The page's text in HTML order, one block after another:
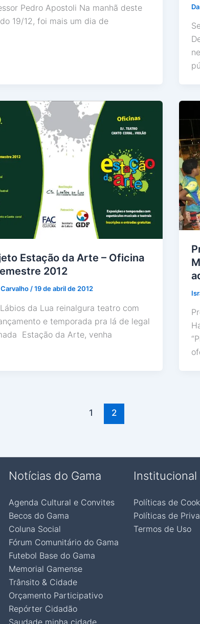
Pedro Apostoli Na manhã deste
19/12, foi mais um dia de
Estação da Arte – Oficina
2012
/19 de abril de 2012
da Lua reinalgura teatro com
e temporada pra lá de legal
Estação da Arte, venha
1 2
Notícias do Gama
Agenda Cultural e Convites
Becos do Gama
Coluna Social
Fórum Comunitário do Gama
Futebol Base do Gama
Memorial Gamense
Trânsito & Cidade
Orçamento Participativo
Repórter Cidadão
Institucional
Políticas de
Políticas de
Termos de Uso